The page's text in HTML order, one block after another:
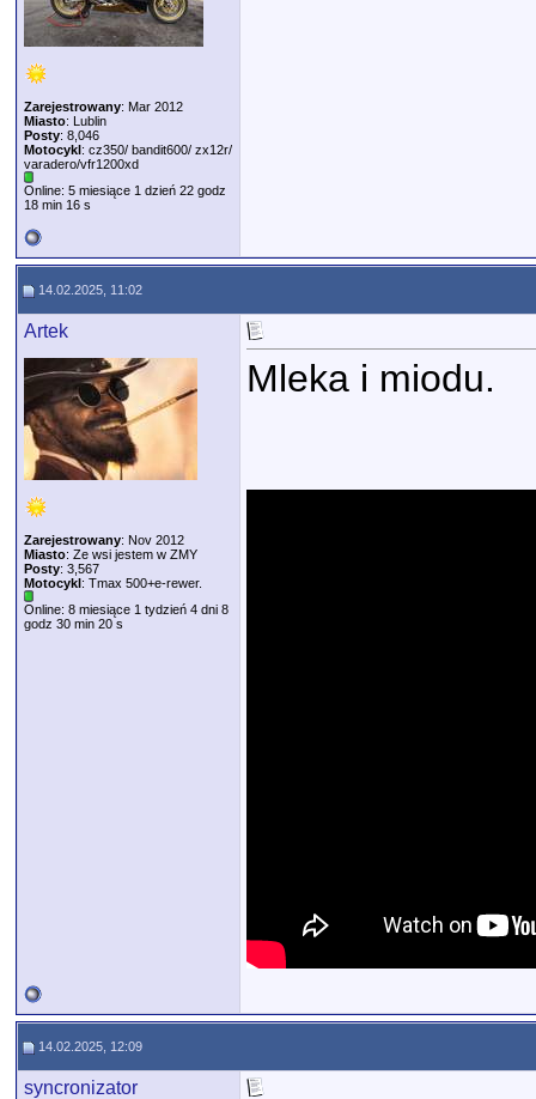
Zarejestrowany: Mar 2012
Miasto: Lublin
Posty: 8,046
Motocykl: cz350/ bandit600/ zx12r/
varadero/vfr1200xd
Online: 5 miesiące 1 dzień 22 godz
18 min 16 s
14.02.2025, 11:02
Artek
Zarejestrowany: Nov 2012
Miasto: Ze wsi jestem w ZMY
Posty: 3,567
Motocykl: Tmax 500+e-rewer.
Online: 8 miesiące 1 tydzień 4 dni 8
godz 30 min 20 s
Mleka i miodu.
14.02.2025, 12:09
syncronizator